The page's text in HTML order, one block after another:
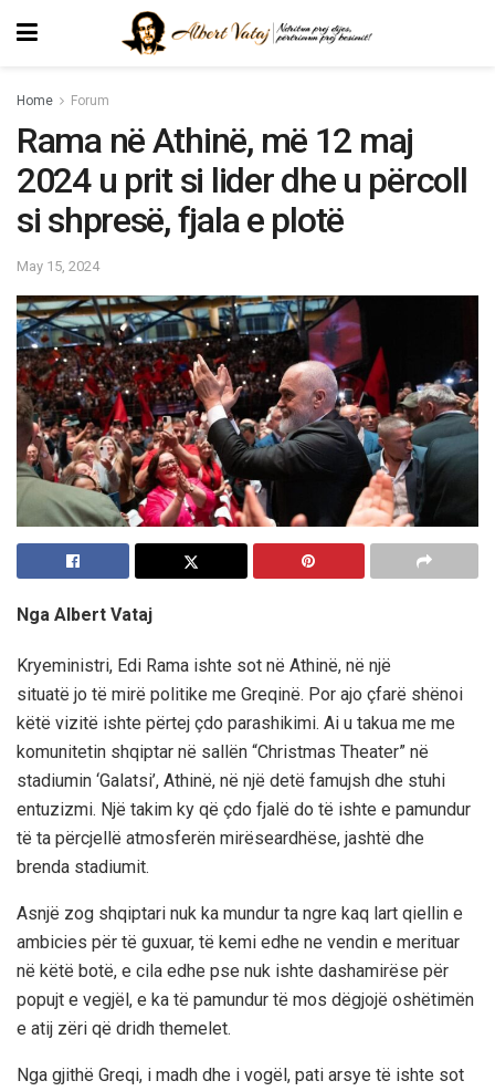
Home Forum
Rama në Athinë, më 12 maj
2024 u prit si lider dhe u përcoll
si shpresë, fjala e plotë
May 15, 2024
Nga Albert Vataj
Kryeministri, Edi Rama ishte sot në Athinë, në një
situatë jo të mirë politike me Greqinë. Por ajo çfarë shënoi
këtë vizitë ishte përtej çdo parashikimi. Ai u takua me me
komunitetin shqiptar në sallën “Christmas Theater” në
stadiumin ‘Galatsi’, Athinë, në një detë famujsh dhe stuhi
entuzizmi. Një takim ky që çdo fjalë do të ishte e pamundur
të ta përcjellë atmosferën mirëseardhëse, jashtë dhe
brenda stadiumit.
Asnjë zog shqiptari nuk ka mundur ta ngre kaq lart qiellin e
ambicies për të guxuar, të kemi edhe ne vendin e merituar
në këtë botë, e cila edhe pse nuk ishte dashamirëse për
popujt e vegjël, e ka të pamundur të mos dëgjojë oshëtimën
e atij zëri që dridh themelet.
Nga gjithë Greqi, i madh dhe i vogël, pati arsye të ishte sot